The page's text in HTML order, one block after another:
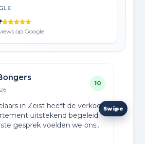
op Google
10
in Zeist heeft de verkoop
uitstekend begeleid.
gesprek voelden we ons
helder over de te